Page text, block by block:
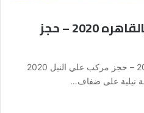
عروض البواخر النيليه بالقاهره 2020 – حجز
عروض البواخر النيليه بالقاهره 2020 – حجز مركب علي النيل 2020